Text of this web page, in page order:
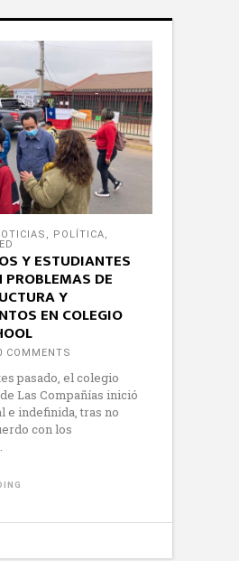
, POLÍTICA,
Y ESTUDIANTES
DE
Y
EN COLEGIO
COMMENTS
pasado, el colegio
Las Compañías inició
e indefinida, tras no
con los